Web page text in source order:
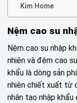
Kim Home
Nệm cao su
Nệm cao su nhập
nhiên và đệm cao
khẩu là dòng sản
nhiên chiết xuất từ
nhân tạo nhập